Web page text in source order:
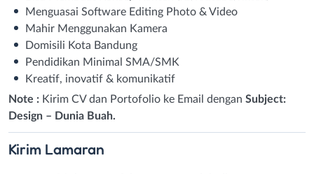
Menguasai Software Editing Photo & Video
Mahir Menggunakan Kamera
Domisili Kota Bandung
Pendidikan Minimal SMA/SMK
Kreatif, inovatif & komunikatif
Note : Kirim CV dan Portofolio ke Email dengan Subject:
Design – Dunia Buah.
Kirim Lamaran